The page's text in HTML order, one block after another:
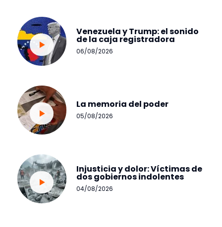
Venezuela y Trump: el sonido
de la caja registradora
06/08/2026
La memoria del poder
05/08/2026
Injusticia y dolor: Víctimas de
dos gobiernos indolentes
04/08/2026